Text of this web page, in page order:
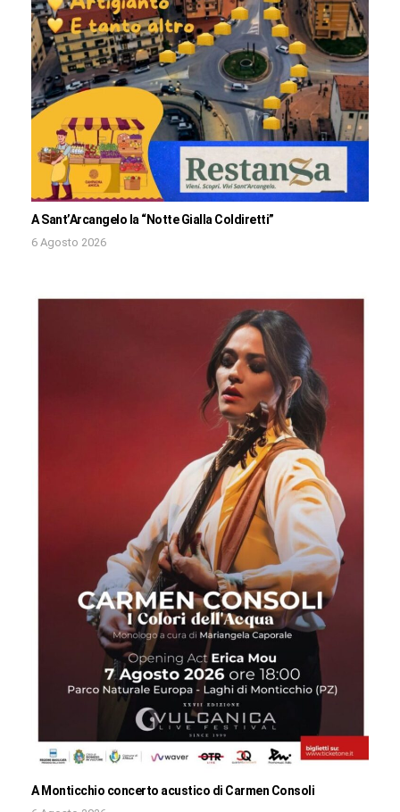
A Sant’Arcangelo la “Notte Gialla Coldiretti”
6 Agosto 2026
A Monticchio concerto acustico di Carmen Consoli